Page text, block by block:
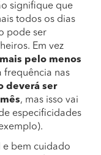
signifique que
todos os dias
pode ser
Em vez
pelo menos
frequência nas
deverá ser
, mas isso vai
especificidades
e bem cuidado